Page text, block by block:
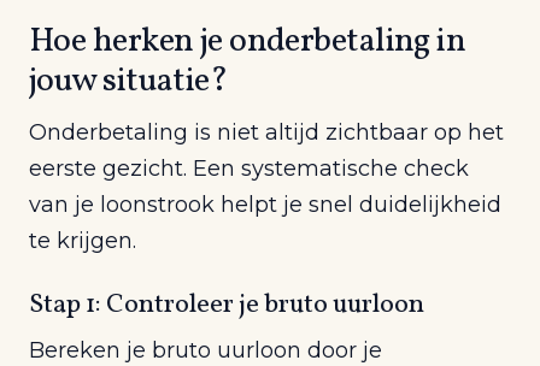
Hoe herken je onderbetaling in
jouw situatie?
Onderbetaling is niet altijd zichtbaar op het
eerste gezicht. Een systematische check
van je loonstrook helpt je snel duidelijkheid
te krijgen.
Stap 1: Controleer je bruto uurloon
Bereken je bruto uurloon door je